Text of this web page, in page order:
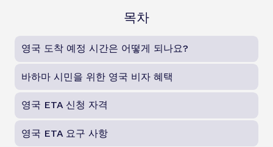
목차
영국 도착 예정 시간은 어떻게 되나요?
바하마 시민을 위한 영국 비자 혜택
영국 ETA 신청 자격
영국 ETA 요구 사항